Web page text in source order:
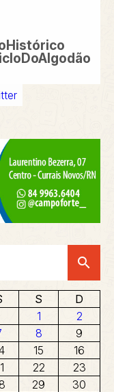
search
S
D
1
2
8
9
15
16
22
23
29
30